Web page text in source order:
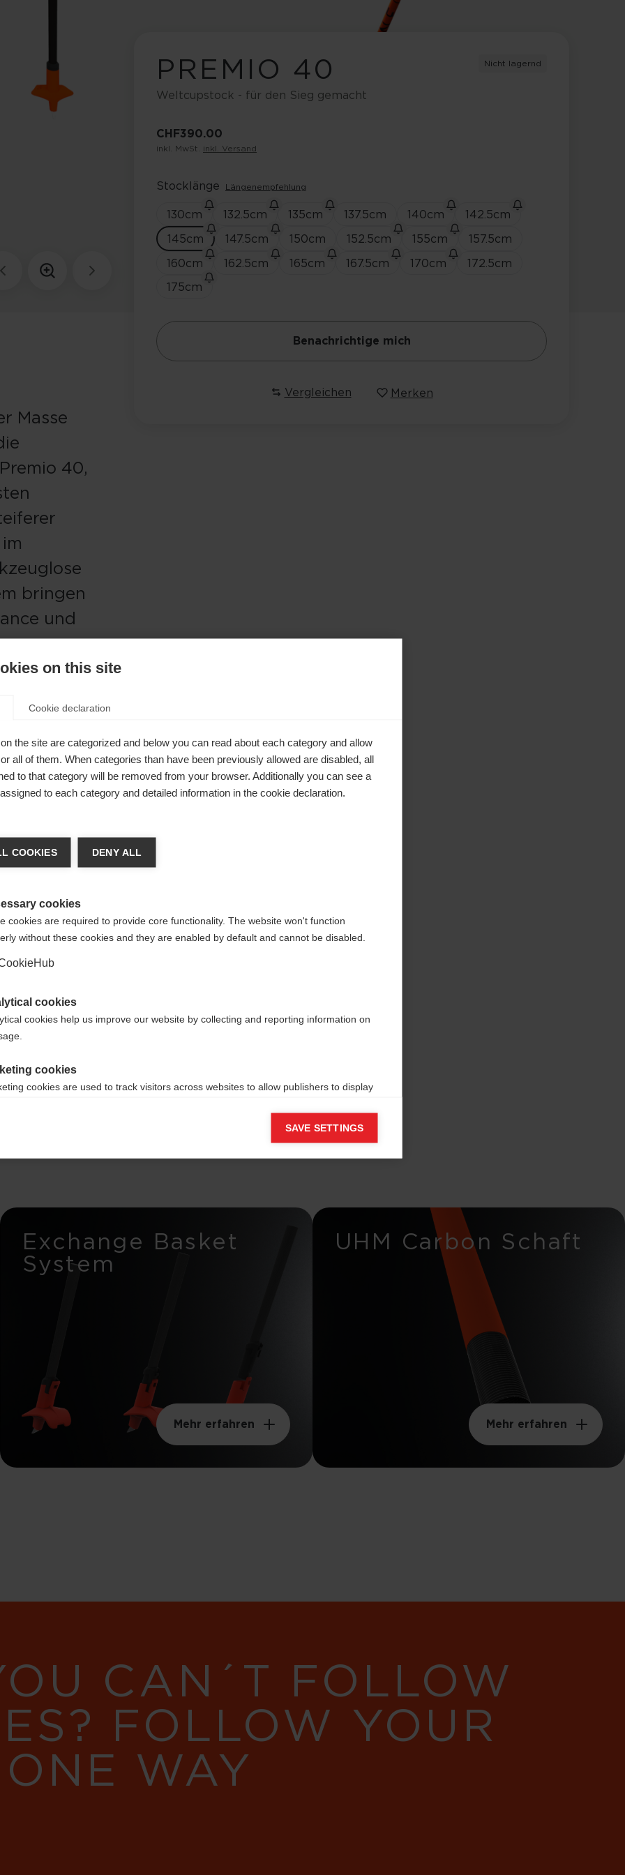
PREMIO 40
Weltcupstock - für den Sieg gemacht
Nicht lagernd
CHF 390.00
inkl. MwSt. inkl. Versand
Stocklänge Längenempfehlung
130cm 132.5cm 135cm 137.5cm 140cm 142.5cm
145cm 147.5cm 150cm 152.5cm 155cm 157.5cm
160cm 162.5cm 165cm 167.5cm 170cm 172.5cm
175cm
Benachrichtige mich
Vergleichen Merken
Masse
40,
bringen
und
sorgt
Schub
- für
Exchange Basket
System
Mehr erfahren
UHM Carbon Schaft
Mehr erfahren
CAN´T FOLLOW
FOLLOW YOUR
WAY
language
toVereinigte Staaten (Englisch)
Ja, ich möchte umgeleitet werden
on this site
Cookie declaration
the site are categorized and below you can read about each category and allow
all of them. When categories than have been previously allowed are disabled, all
to that category will be removed from your browser. Additionally you can see a
to each category and detailed information in the cookie declaration.
COOKIES DENY ALL
cookies
cookies are required to provide core functionality. The website won't function
without these cookies and they are enabled by default and cannot be disabled.
cookies
cookies help us improve our website by collecting and reporting information on
cookies
cookies are used to track visitors across websites to allow publishers to display
SAVE SETTINGS